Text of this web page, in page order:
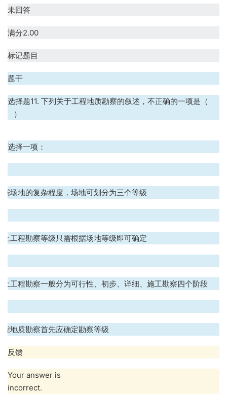
未回答
满分2.00
标记题目
题干
选择题11. 下列关于工程地质勘察的叙述，不正确的一项是（
）
选择一项：
据场地的复杂程度，场地可划分为三个等级
土工程勘察等级只需根据场地等级即可确定
土工程勘察一般分为可行性、初步、详细、施工勘察四个阶段
程地质勘察首先应确定勘察等级
反馈
Your answer is
incorrect.